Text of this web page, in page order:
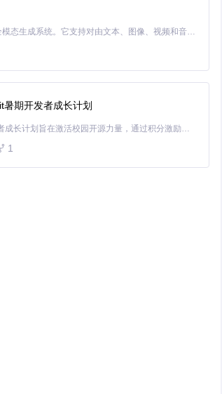
个新的插件图标，点击它就能进入Decky Loa
成后，大多数插件会立即生效，部分可能需
至自定义快捷键。这些高级功能让你可以根据
MiniMax H3 是一个通用的全模态生成系统。它支持对由文本、图像、视频和音频组成的多模态上下文进行统一理解，并能生成分辨率高达 2K、时长可达 15 秒的带原生立体声音频的视频。得益于面向任务泛化的系统设计，H3 在预训练阶段就已具备广泛的多模态上下文理解与生成能力，能够出色地执行复杂的多模态指令。
暑期开发者成长计划
「源启盛夏」暑期校园开发者成长计划旨在激活校园开源力量，通过积分激励、认证扶持、资源倾斜等形式，引导高校组织和开发者完成「入驻 — 建项目 — 做贡献 — 获认证 — 得资源」的完整闭环。无论你是想带领社团入驻平台的组织者，还是希望用代码贡献证明自己的开发者，都能在这里找到属于你的成长路径。
1